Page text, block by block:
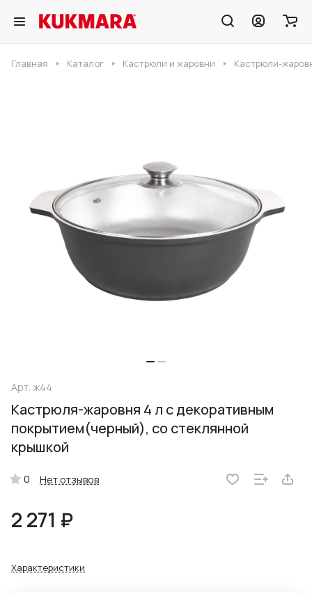
Главная Каталог Кастрюли и жаровни Кастрюли-
Арт. ж44
Кастрюля-жаровня 4 л с декоративным
покрытием(черный), со стеклянной
крышкой
0 Нет отзывов
2 271 ₽
Характеристики